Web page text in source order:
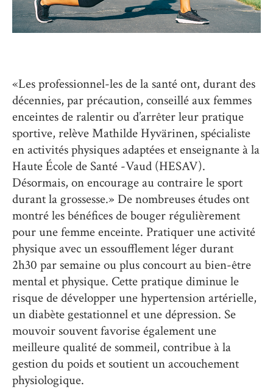
«Les professionnel-les de la santé ont, durant des
décennies, par précaution, conseillé aux femmes
enceintes de ralentir ou d’arrêter leur pratique
sportive, relève Mathilde Hyvärinen, spécialiste
en activités physiques adaptées et enseignante à la
Haute École de Santé -Vaud (HESAV).
Désormais, on encourage au contraire le sport
durant la grossesse.» De nombreuses études ont
montré les bénéfices de bouger régulièrement
pour une femme enceinte. Pratiquer une activité
physique avec un essoufflement léger durant
2h30 par semaine ou plus concourt au bien-être
mental et physique. Cette pratique diminue le
risque de développer une hypertension artérielle,
un diabète gestationnel et une dépression. Se
mouvoir souvent favorise également une
meilleure qualité de sommeil, contribue à la
gestion du poids et soutient un accouchement
physiologique.